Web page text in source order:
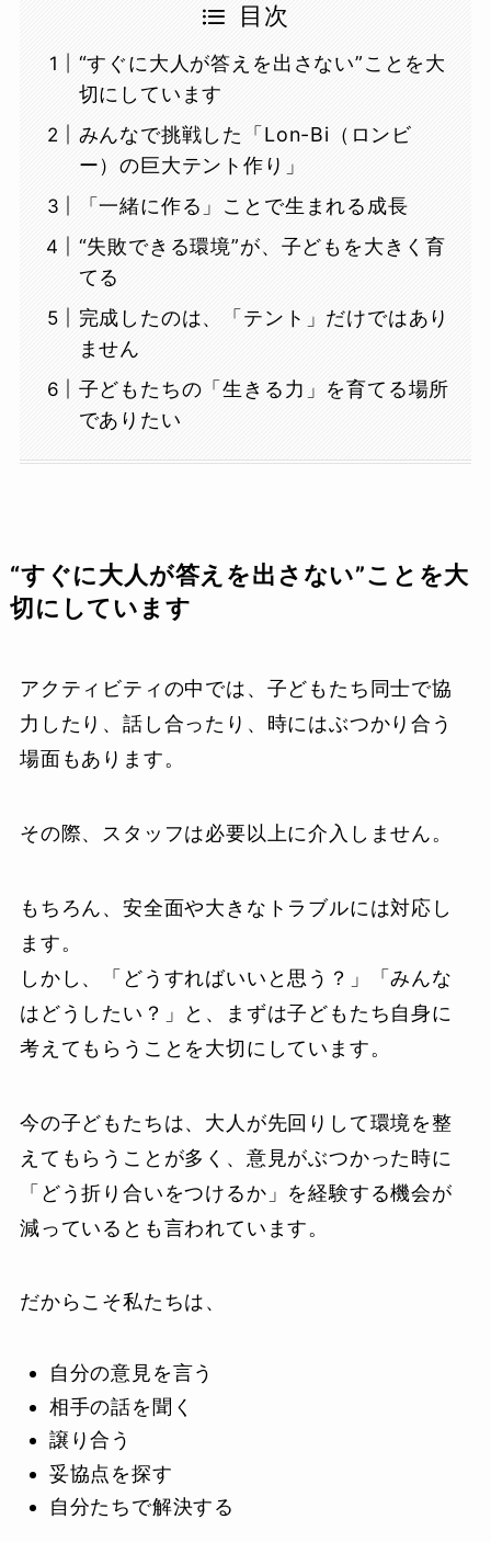
目次
“すぐに大人が答えを出さない”ことを大
切にしています
みんなで挑戦した「Lon-Bi（ロンビ
ー）の巨大テント作り」
「一緒に作る」ことで生まれる成長
“失敗できる環境”が、子どもを大きく育
てる
完成したのは、「テント」だけではあり
ません
子どもたちの「生きる力」を育てる場所
でありたい
“すぐに大人が答えを出さない”ことを大
切にしています
アクティビティの中では、子どもたち同士で協
力したり、話し合ったり、時にはぶつかり合う
場面もあります。
その際、スタッフは必要以上に介入しません。
もちろん、安全面や大きなトラブルには対応し
ます。
しかし、「どうすればいいと思う？」「みんな
はどうしたい？」と、まずは子どもたち自身に
考えてもらうことを大切にしています。
今の子どもたちは、大人が先回りして環境を整
えてもらうことが多く、意見がぶつかった時に
「どう折り合いをつけるか」を経験する機会が
減っているとも言われています。
だからこそ私たちは、
自分の意見を言う
相手の話を聞く
譲り合う
妥協点を探す
自分たちで解決する